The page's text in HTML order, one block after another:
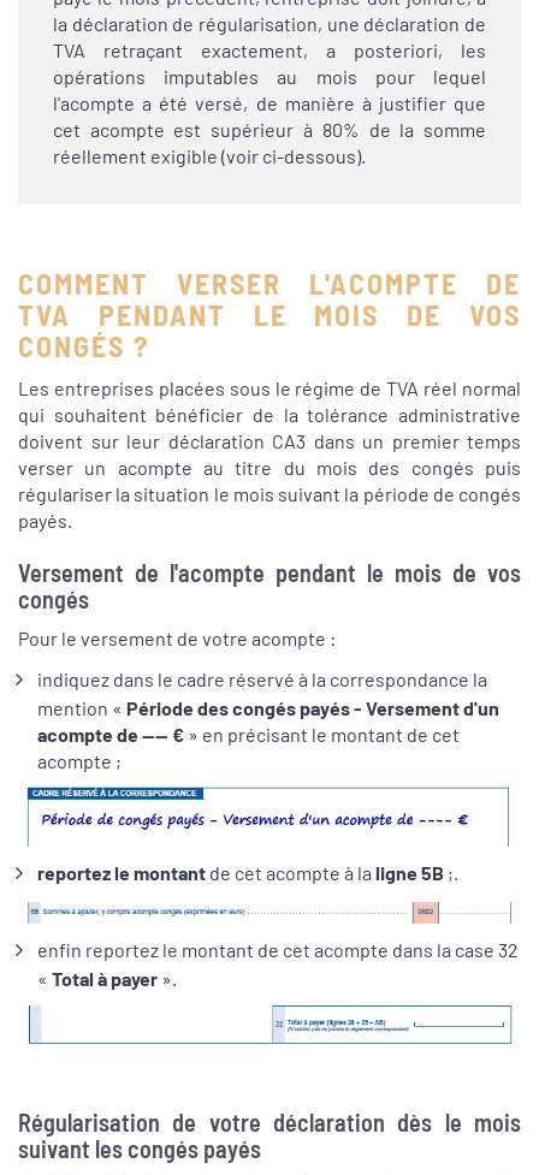
la déclaration de régularisation, une déclaration de
TVA retraçant exactement, a posteriori, les
opérations imputables au mois pour lequel
l'acompte a été versé, de manière à justifier que
cet acompte est supérieur à 80% de la somme
réellement exigible (voir ci-dessous).
COMMENT VERSER L'ACOMPTE DE
TVA PENDANT LE MOIS DE VOS
CONGÉS ?
Les entreprises placées sous le régime de TVA réel normal
qui souhaitent bénéficier de la tolérance administrative
doivent sur leur déclaration CA3 dans un premier temps
verser un acompte au titre du mois des congés puis
régulariser la situation le mois suivant la période de congés
payés.
Versement de l'acompte pendant le mois de vos
congés
Pour le versement de votre acompte :
indiquez dans le cadre réservé à la correspondance la
mention « Période des congés payés - Versement d'un
acompte de ---- € » en précisant le montant de cet
acompte ;
reportez le montant de cet acompte à la ligne 5B ;.
enfin reportez le montant de cet acompte dans la case 32
« Total à payer ».
Régularisation de votre déclaration dès le mois
suivant les congés payés